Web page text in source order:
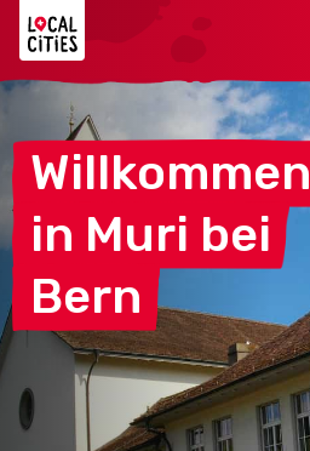
Willkommen
in Muri bei
Bern